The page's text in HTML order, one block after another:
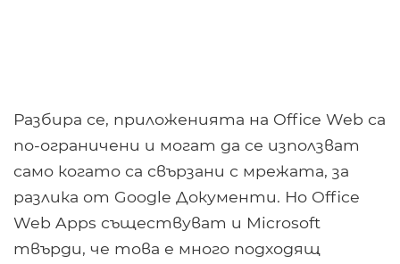
Разбира се, приложенията на Office Web са
по-ограничени и могат да се използват
само когато са свързани с мрежата, за
разлика от Google Документи. Но Office
Web Apps съществуват и Microsoft
твърди, че това е много подходящ